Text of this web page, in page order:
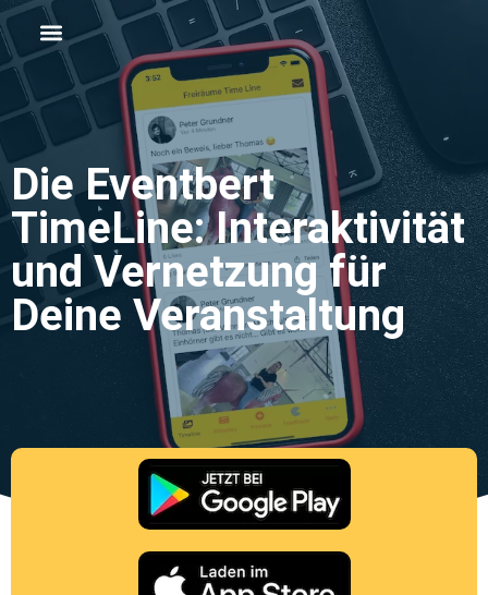
Die Eventbert
TimeLine: Interaktivität
und Vernetzung für
Deine Veranstaltung